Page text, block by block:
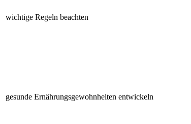
wichtige Regeln beachten
gesunde Ernährungsgewohnheiten entwickeln